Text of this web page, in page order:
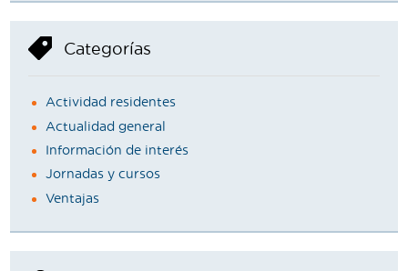
Categorías
Actividad residentes
Actualidad general
Información de interés
Jornadas y cursos
Ventajas